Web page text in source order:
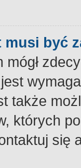
musi być
mógł
także
których
się